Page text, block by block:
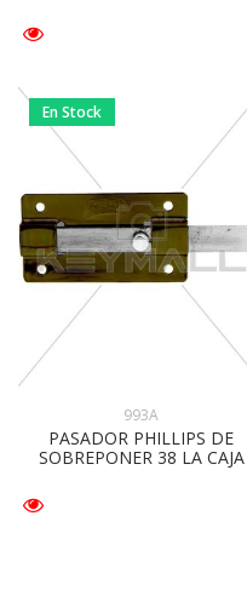
En Stock
993A
PASADOR PHILLIPS DE
SOBREPONER 38 LA CAJA